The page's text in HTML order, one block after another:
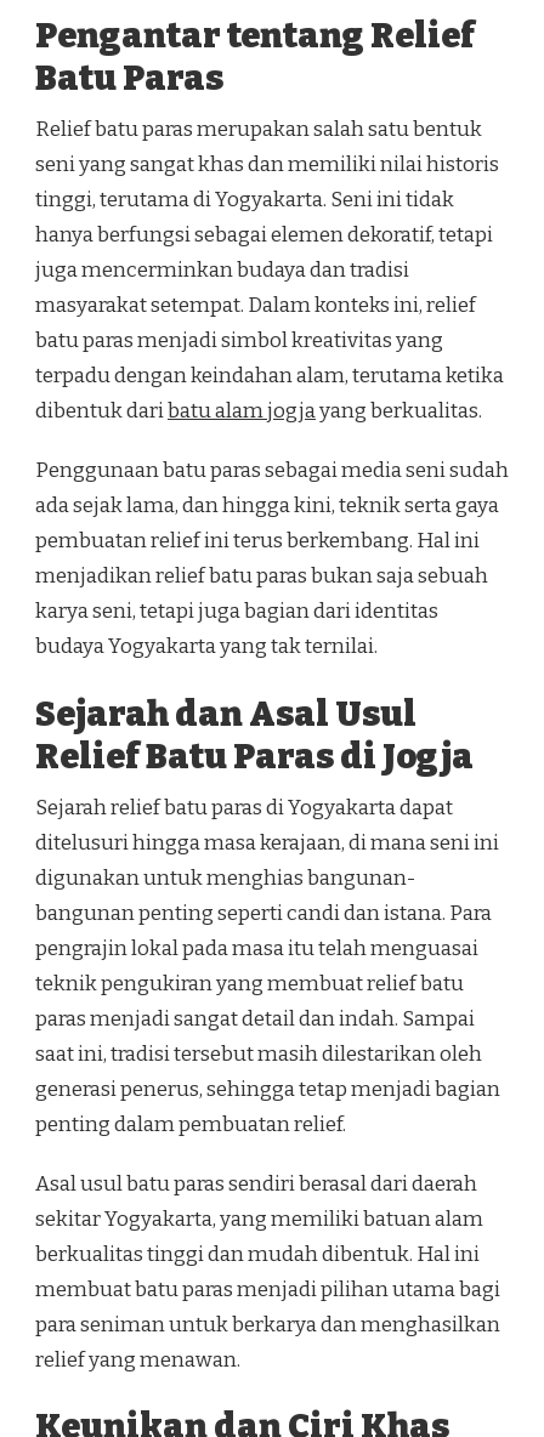
Pengantar tentang Relief
Batu Paras
Relief batu paras merupakan salah satu bentuk
seni yang sangat khas dan memiliki nilai historis
tinggi, terutama di Yogyakarta. Seni ini tidak
hanya berfungsi sebagai elemen dekoratif, tetapi
juga mencerminkan budaya dan tradisi
masyarakat setempat. Dalam konteks ini, relief
batu paras menjadi simbol kreativitas yang
terpadu dengan keindahan alam, terutama ketika
dibentuk daribatu alam jogjayang berkualitas.
Penggunaan batu paras sebagai media seni sudah
ada sejak lama, dan hingga kini, teknik serta gaya
pembuatan relief ini terus berkembang. Hal ini
menjadikan relief batu paras bukan saja sebuah
karya seni, tetapi juga bagian dari identitas
budaya Yogyakarta yang tak ternilai.
Sejarah dan Asal Usul
Relief Batu Paras di Jogja
Sejarah relief batu paras di Yogyakarta dapat
ditelusuri hingga masa kerajaan, di mana seni ini
digunakan untuk menghias bangunan-
bangunan penting seperti candi dan istana. Para
pengrajin lokal pada masa itu telah menguasai
teknik pengukiran yang membuat relief batu
paras menjadi sangat detail dan indah. Sampai
saat ini, tradisi tersebut masih dilestarikan oleh
generasi penerus, sehingga tetap menjadi bagian
penting dalam pembuatan relief.
Asal usul batu paras sendiri berasal dari daerah
sekitar Yogyakarta, yang memiliki batuan alam
berkualitas tinggi dan mudah dibentuk. Hal ini
membuat batu paras menjadi pilihan utama bagi
para seniman untuk berkarya dan menghasilkan
relief yang menawan.
Keunikan dan Ciri Khas